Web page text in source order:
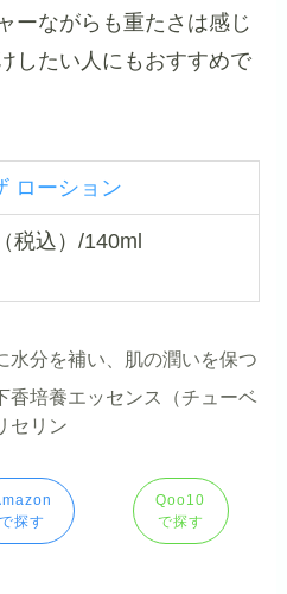
ーながらも重たさは感じ
したい人にもおすすめで
ローション
税込）/140ml
水分を補い、肌の潤いを保つ
香培養エッセンス（チューベ
セリン
で探す
Qoo10
で探す